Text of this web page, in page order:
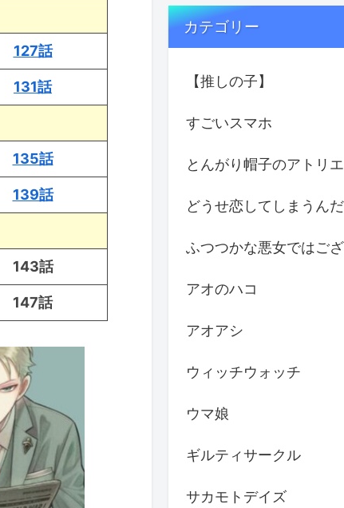
127話
131話
135話
139話
143話
147話
カテゴリー
【推しの子】
すごいスマホ
とんがり帽子のアトリエ
どうせ恋してしまうんだ
ふつつかな悪女ではご
アオのハコ
アオアシ
ウィッチウォッチ
ウマ娘
ギルティサークル
サカモトデイズ